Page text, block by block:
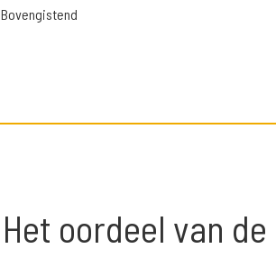
Bovengistend
Het oordeel van de